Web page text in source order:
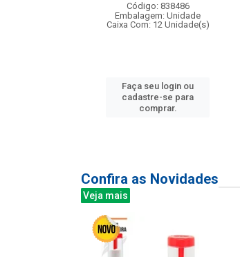
Código: 838486
Embalagem: Unidade
Caixa Com: 12 Unidade(s)
Faça seu login ou
cadastre-se para
comprar.
Confira as Novidades
Veja mais